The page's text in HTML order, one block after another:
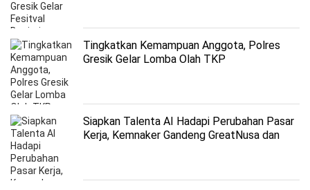
Tingkatkan Kemampuan Anggota, Polres
Gresik Gelar Lomba Olah TKP
Siapkan Talenta AI Hadapi Perubahan Pasar
Kerja, Kemnaker Gandeng GreatNusa dan